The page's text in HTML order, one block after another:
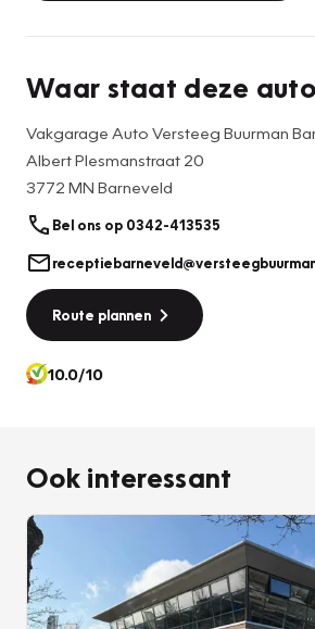
Waar staat deze auto
Vakgarage Auto Versteeg Buurman
Albert Plesmanstraat 20
3772 MN Barneveld
Bel ons op 0342-413535
Route plannen
10.0/10
Ook interessant